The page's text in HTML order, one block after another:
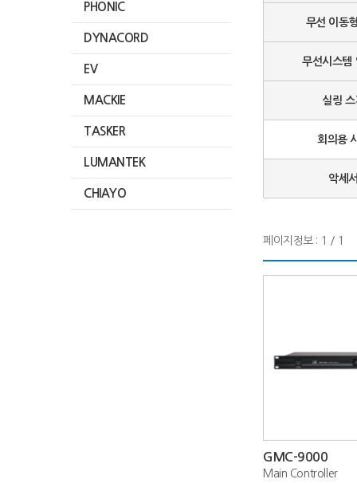
PHONIC
DYNACORD
EV
MACKIE
TASKER
LUMANTEK
CHIAYO
무선 이동
무선시스템
실링
회의용
악세
페이지정보 : 1 / 1
GMC-9000
Main Controller